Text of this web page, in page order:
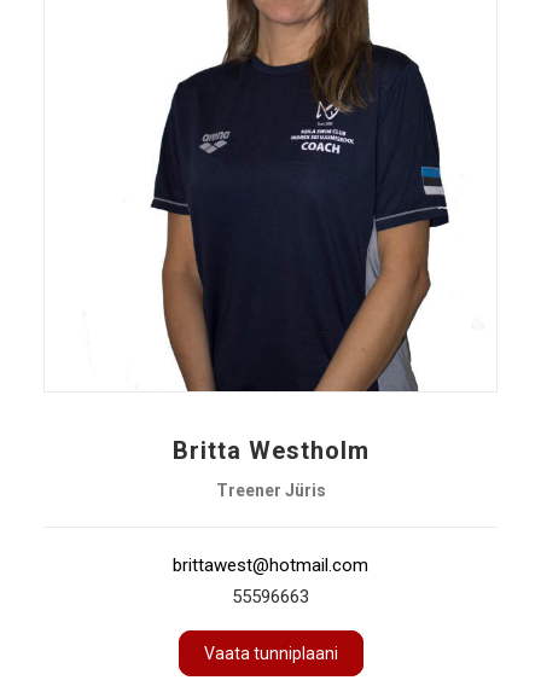
Britta Westholm
Treener Jüris
brittawest@hotmail.com
55596663
Vaata tunniplaani